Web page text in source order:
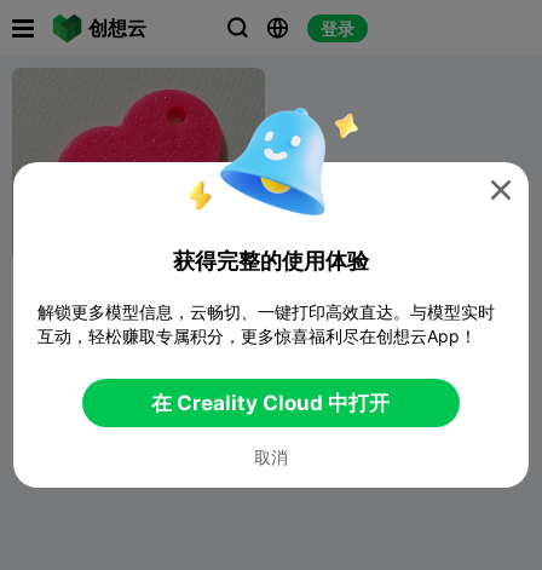
创想云   登录
羊咩咩牛哞哞 42

获得完整的使用体验
解锁更多模型信息，云畅切、一键打印高效直达。与模型实时
互动，轻松赚取专属积分，更多惊喜福利尽在创想云App！
在 Creality Cloud 中打开
取消